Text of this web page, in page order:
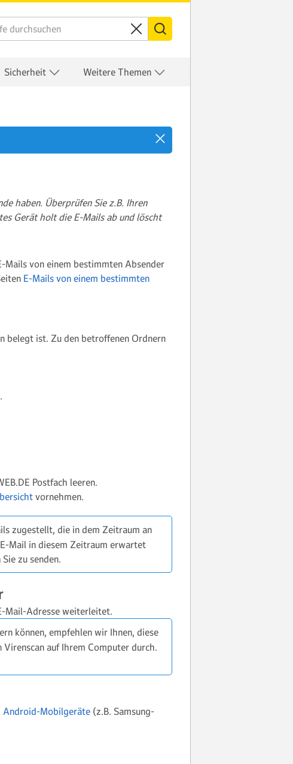
Sicherheit Weitere Themen
haben. Überprüfen Sie z.B. Ihren
Gerät holt die E-Mails ab und löscht
Mails von einem bestimmten Absender
E-Mails von einem bestimmten
belegt ist. Zu den betroffenen Ordnern
.
Postfach leeren.
vornehmen.
zugestellt, die in dem Zeitraum an
Mail in diesem Zeitraum erwartet
zu senden.
Mail-Adresse weiterleitet.
können, empfehlen wir Ihnen, diese
auf Ihrem Computer durch.
Android-Mobilgeräte (z.B. Samsung-